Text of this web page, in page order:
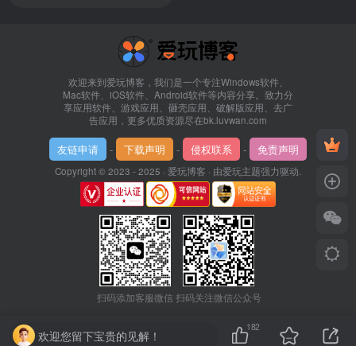
欢迎来到爱玩博客，我们是一个专注Windows软件、
Mac软件、iOS软件、Android软件等内容分享。致力分
享应用软件、游戏应用、砸壳应用、破解版应用、去广
告应用，更多优质资源尽在bk.luvwan.com
友链申请 - 下载声明 - 侵权联系 - 免责声明
Copyright © 2023 - 2025 · 爱玩博客 · 由爱玩主题强力驱动.
扫码添加客服微信扫码关注微信公众号
欢迎您留下宝贵的见解！
182